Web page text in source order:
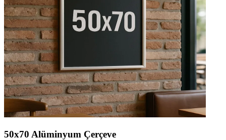
50x70 Alüminyum Çerçeve